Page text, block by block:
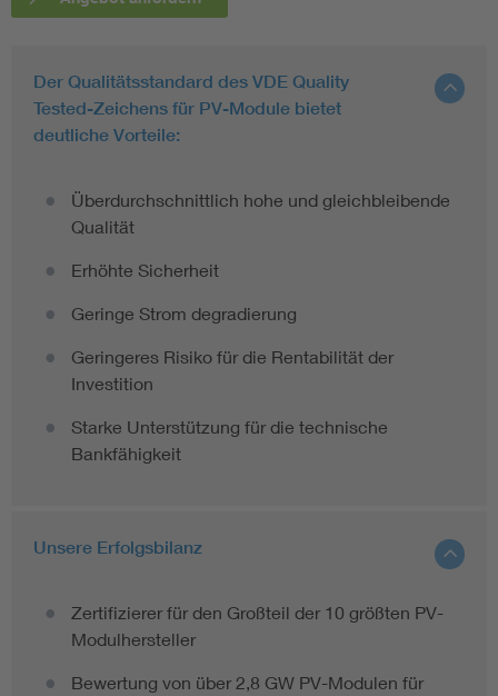
Der Qualitätsstandard des VDE Quality
Tested-Zeichens für PV-Module bietet
deutliche Vorteile:
Überdurchschnittlich hohe und gleichbleibende
Qualität
Erhöhte Sicherheit
Geringe Strom degradierung
Geringeres Risiko für die Rentabilität der
Investition
Starke Unterstützung für die technische
Bankfähigkeit
Unsere Erfolgsbilanz
Zertifizierer für den Großteil der 10 größten PV-
Modulhersteller
Bewertung von über 2,8 GW PV-Modulen für